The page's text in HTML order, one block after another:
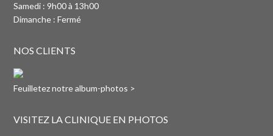
Samedi : 9h00 à 13h00
Dimanche : Fermé
NOS CLIENTS
Feuilletez notre album-photos >
VISITEZ LA CLINIQUE EN PHOTOS